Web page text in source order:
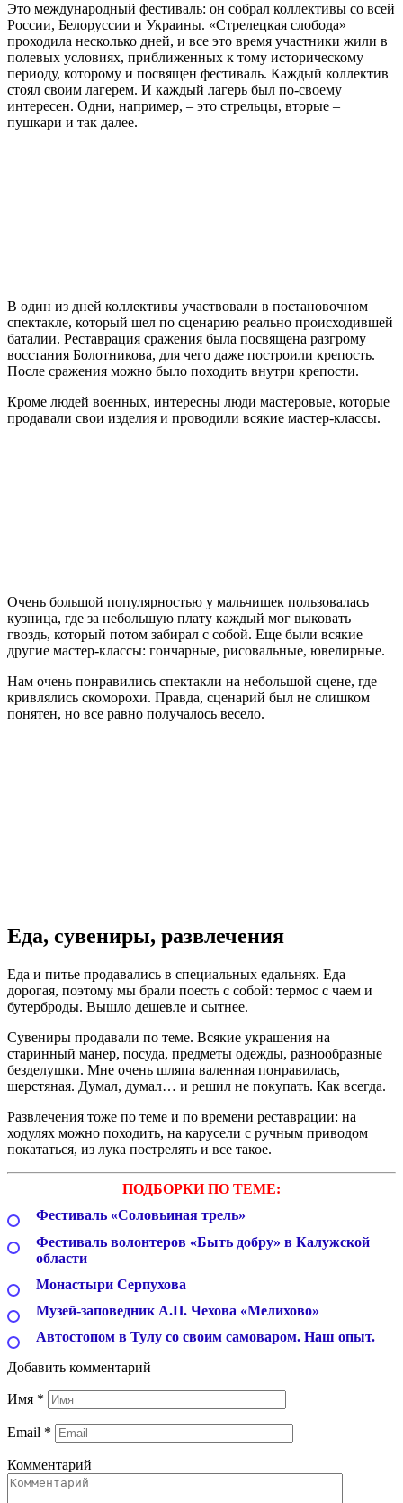
Это международный фестиваль: он собрал коллективы со всей
России, Белоруссии и Украины. «Стрелецкая слобода»
проходила несколько дней, и все это время участники жили в
полевых условиях, приближенных к тому историческому
периоду, которому и посвящен фестиваль. Каждый коллектив
стоял своим лагерем. И каждый лагерь был по-своему
интересен. Одни, например, – это стрельцы, вторые –
пушкари и так далее.
В один из дней коллективы участвовали в постановочном
спектакле, который шел по сценарию реально происходившей
баталии. Реставрация сражения была посвящена разгрому
восстания Болотникова, для чего даже построили крепость.
После сражения можно было походить внутри крепости.
Кроме людей военных, интересны люди мастеровые, которые
продавали свои изделия и проводили всякие мастер-классы.
Очень большой популярностью у мальчишек пользовалась
кузница, где за небольшую плату каждый мог выковать
гвоздь, который потом забирал с собой. Еще были всякие
другие мастер-классы: гончарные, рисовальные, ювелирные.
Нам очень понравились спектакли на небольшой сцене, где
кривлялись скоморохи. Правда, сценарий был не слишком
понятен, но все равно получалось весело.
Еда, сувениры, развлечения
Еда и питье продавались в специальных едальнях. Еда
дорогая, поэтому мы брали поесть с собой: термос с чаем и
бутерброды. Вышло дешевле и сытнее.
Сувениры продавали по теме. Всякие украшения на
старинный манер, посуда, предметы одежды, разнообразные
безделушки. Мне очень шляпа валенная понравилась,
шерстяная. Думал, думал… и решил не покупать. Как всегда.
Развлечения тоже по теме и по времени реставрации: на
ходулях можно походить, на карусели с ручным приводом
покататься, из лука пострелять и все такое.
ПОДБОРКИ ПО ТЕМЕ:
Фестиваль «Соловьиная трель»
Фестиваль волонтеров «Быть добру» в Калужской
области
Монастыри Серпухова
Музей-заповедник А.П. Чехова «Мелихово»
Автостопом в Тулу со своим самоваром. Наш опыт.
Добавить комментарий
Имя *
Email *
Комментарий